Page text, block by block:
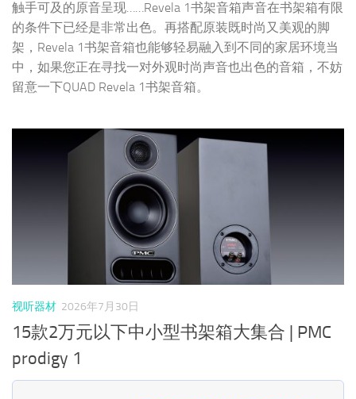
触手可及的原音呈现……Revela 1书架音箱声音在书架箱有限
的条件下已经是非常出色。再搭配原装既时尚又美观的脚
架，Revela 1书架音箱也能够轻易融入到不同的家居环境当
中，如果您正在寻找一对外观时尚声音也出色的音箱，不妨
留意一下QUAD Revela 1书架音箱。
视听器材 2026年7月30日
15款2万元以下中小型书架箱大集合 | PMC
prodigy 1